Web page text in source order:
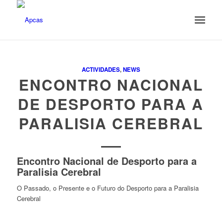
ACTIVIDADES,NEWS
ENCONTRO NACIONAL
DE DESPORTO PARA A
PARALISIA CEREBRAL
Encontro Nacional de Desporto para a
Paralisia Cerebral
O Passado, o Presente e o Futuro do Desporto para a Paralisia
Cerebral